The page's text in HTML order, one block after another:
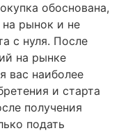
обоснована,
рынок и не
с нуля. После
на рынке
вас наиболее
и старта
получения
подать